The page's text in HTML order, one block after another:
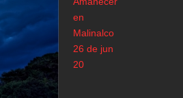
en
Malinalco
26 de jun
20